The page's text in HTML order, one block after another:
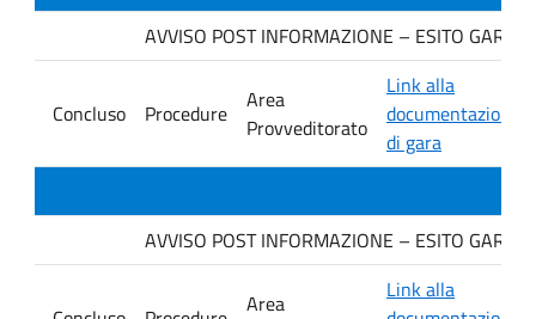
AVVISO POST INFORMAZIONE – ESITO
Concluso Procedure
Area
Provveditorato
Link alla
documentazione
di gara
AVVISO POST INFORMAZIONE – ESITO
Area
Link alla